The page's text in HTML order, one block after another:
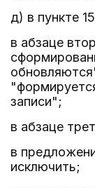
д) в пункте
в абзаце
записи";
в абзаце
в
исключить;